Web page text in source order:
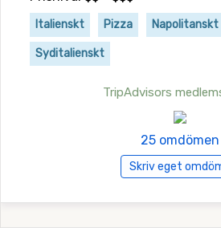
Italienskt Pizza Napolitanskt
Syditalienskt
TripAdvisors
25 omdömen
Skriv eget